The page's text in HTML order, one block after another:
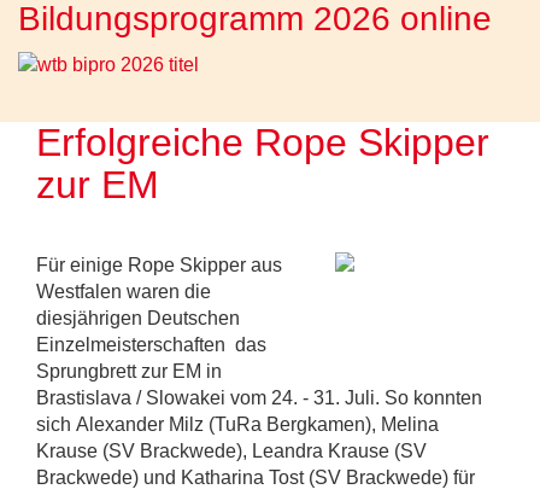
Bildungsprogramm 2026 online
Erfolgreiche Rope Skipper
zur EM
Für einige Rope Skipper aus
Westfalen waren die
diesjährigen Deutschen
Einzelmeisterschaften das
Sprungbrett zur EM in
Brastislava / Slowakei vom 24. - 31. Juli. So konnten
sich Alexander Milz (TuRa Bergkamen), Melina
Krause (SV Brackwede), Leandra Krause (SV
Brackwede) und Katharina Tost (SV Brackwede) für